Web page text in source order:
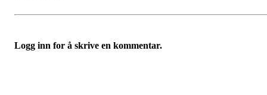
Logg inn for å skrive en kommentar.